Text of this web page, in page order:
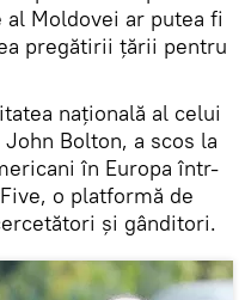
Moldovei ar putea fi
pregătirii țării pentru
națională al celui
Bolton, a scos la
în Europa într-
o platformă de
și gânditori.